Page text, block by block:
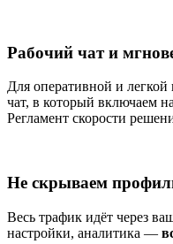
Рабочий чат и
Для оперативной и
чат, в который включаем
Регламент скорости
Не скрываем
Весь трафик идёт через
настройки, аналитика —